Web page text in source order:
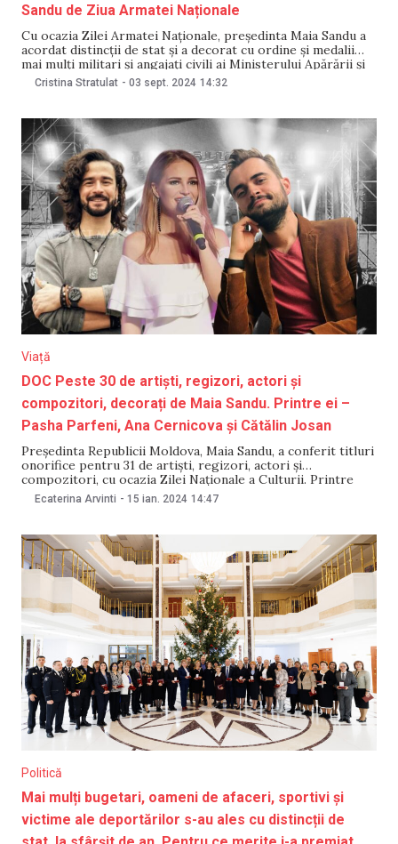
Sandu de Ziua Armatei Naționale
Cu ocazia Zilei Armatei Naționale, președinta Maia Sandu a
acordat distincții de stat și a decorat cu ordine și medalii
mai mulți militari și angajați civili ai Ministerului Apărării și
Armatei Naționale. Ministrul Apărării, Anatolie Nosatîi
susține că „Armata Națională este, întâi de toate, despre
Cristina Stratulat - 03 sept. 2024 14:32
Viață
DOC Peste 30 de artiști, regizori, actori și
compozitori, decorați de Maia Sandu. Printre ei –
Pasha Parfeni, Ana Cernicova și Cătălin Josan
Președinta Republicii Moldova, Maia Sandu, a conferit titluri
onorifice pentru 31 de artiști, regizori, actori și
compozitori, cu ocazia Zilei Naționale a Culturii. Printre
artiștii care s-au ales cu distincții de stat se numără inclusiv
interpreții Ana Cernicova, Pasha Parfeni și Cătălin Josan,
Ecaterina Arvinti - 15 ian. 2024 14:47
Politică
Mai mulți bugetari, oameni de afaceri, sportivi și
victime ale deportărilor s-au ales cu distincții de